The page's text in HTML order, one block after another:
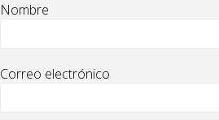
Nombre
Correo electrónico